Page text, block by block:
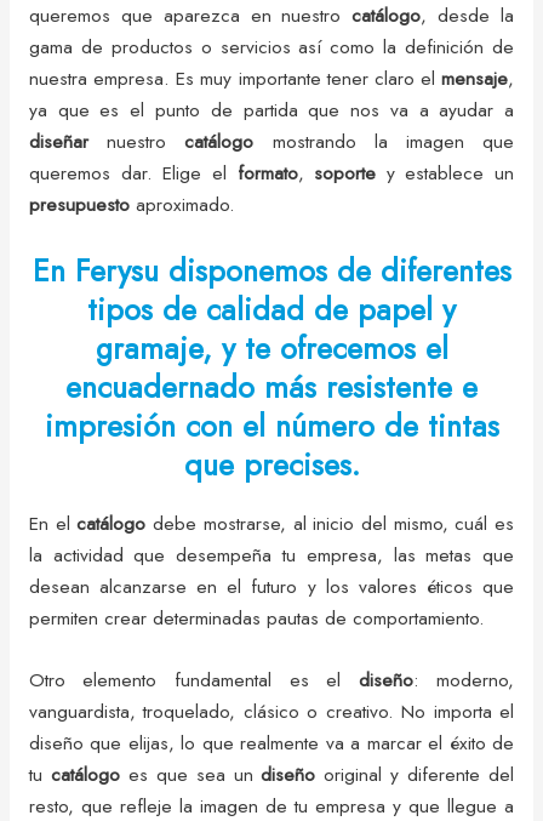
queremos que aparezca en nuestrocatálogo, desde la
gama de productos o servicios así como la definición de
nuestra empresa. Es muy importante tener claro elmensaje,
ya que es el punto de partida que nos va a ayudar a
diseñarnuestrocatálogo mostrando la imagen que
queremos dar. Elige el formato, soporte y establece un
presupuestoaproximado.
En Ferysu disponemos de diferentes
tipos de calidad de papel y
gramaje, y te ofrecemos el
encuadernado más resistente e
impresión con el número de tintas
que precises.
En elcatálogo debe mostrarse, al inicio del mismo, cuál es
la actividad que desempeña tu empresa, las metas que
desean alcanzarse en el futuro y los valores éticos que
permiten crear determinadas pautas de comportamiento.
Otro elemento fundamental es el diseño: moderno,
vanguardista, troquelado, clásico o creativo. No importa el
diseño que elijas, lo que realmente va a marcar el éxito de
tu catálogoes que sea undiseño original y diferente del
resto, que refleje la imagen de tu empresa y que llegue a